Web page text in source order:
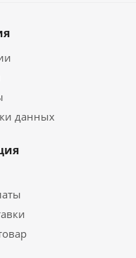
данных